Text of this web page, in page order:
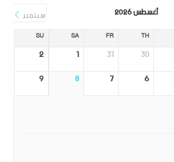
أغسطس 2026 سبتمبر
TH
FR
SA
SU
30
31
1
2
6
7
8
9